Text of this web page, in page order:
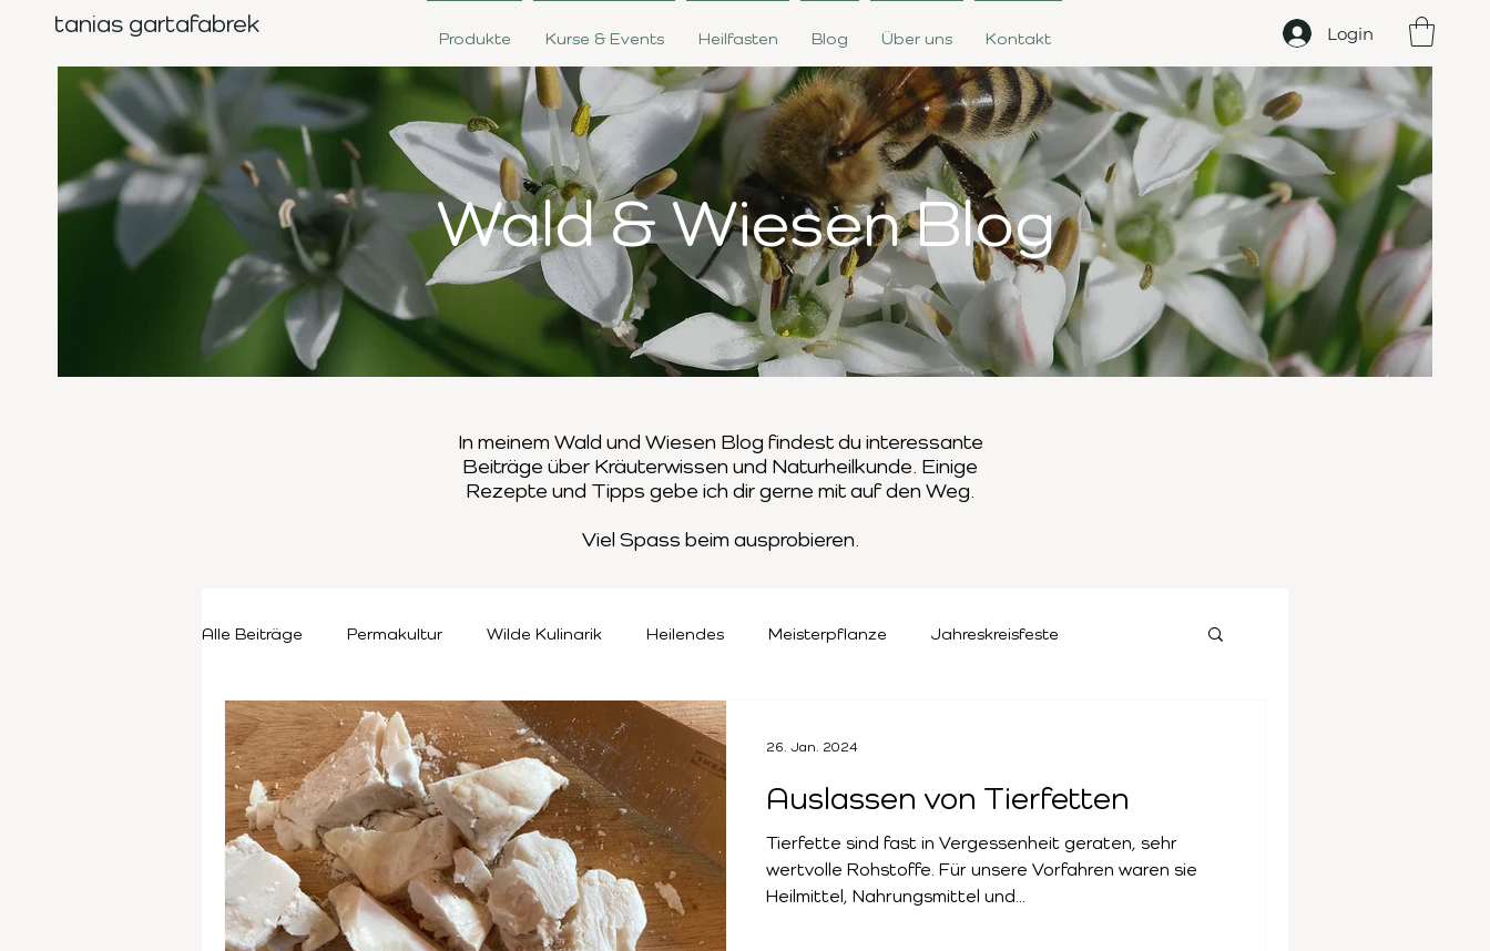
tanias gartafabrek Login
Produkte Kurse & Events Heilfasten Blog Über uns Kontakt
Wald & Wiesen Blog
In meinem Wald und Wiesen Blog findest du interessante
Beiträge über Kräuterwissen und Naturheilkunde. Einige
Rezepte und Tipps gebe ich dir gerne mit auf den Weg.
Viel Spass beim ausprobieren.
Alle Beiträge Permakultur Wilde Kulinarik Heilendes Meisterpflanze Jahreskreisfeste
Auslassen von Tierfetten
Tierfette sind fast in Vergessenheit geraten, sehr
wertvolle Rohstoffe. Für unsere Vorfahren waren sie
Heilmittel, Nahrungsmittel und...
26. Jan. 2024